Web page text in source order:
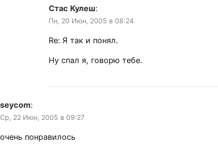
Стас Кулеш:
Пн, 20 Июн, 2005 в 08:24
Re: Я так и понял.
Ну спал я, говорю тебе.
seycom:
Ср, 22 Июн, 2005 в 09:27
очень понравилось